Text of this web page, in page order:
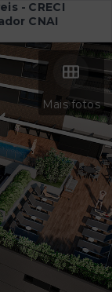
- CRECI
CNAI
Mais fotos